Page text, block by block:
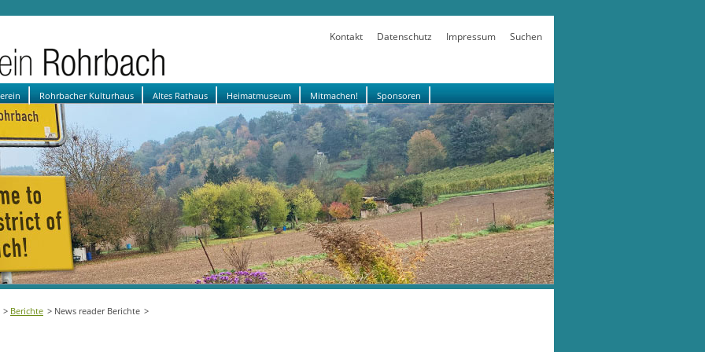
Kontakt Datenschutz Impressum Suchen
Rohrbacher Kulturhaus Altes Rathaus Heimatmuseum Mitmachen! Sponsoren
Berichte News reader Berichte